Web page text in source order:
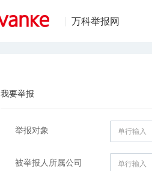
万科举报网
我要举报
举报对象
被举报人所属公司